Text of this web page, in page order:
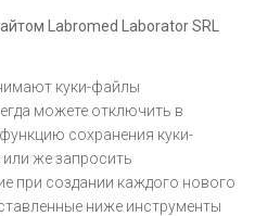
Labromed Laborator SRL
куки-файлы
можете отключить в
сохранения куки-
же запросить
при создании каждого нового
ниже инструменты